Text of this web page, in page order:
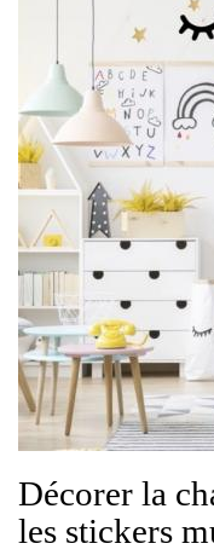
Décorer la
les stickers